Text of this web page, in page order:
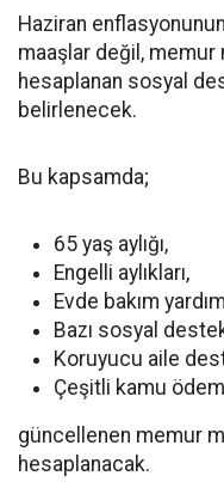
Haziran
maaşlar değil, memur
hesaplanan sosyal
belirlenecek.
Bu kapsamda;
65 yaş aylığı,
Engelli aylıkları,
Evde bakım
Bazı sosyal
Koruyucu aile
Çeşitli kamu
güncellenen memur
hesaplanacak.